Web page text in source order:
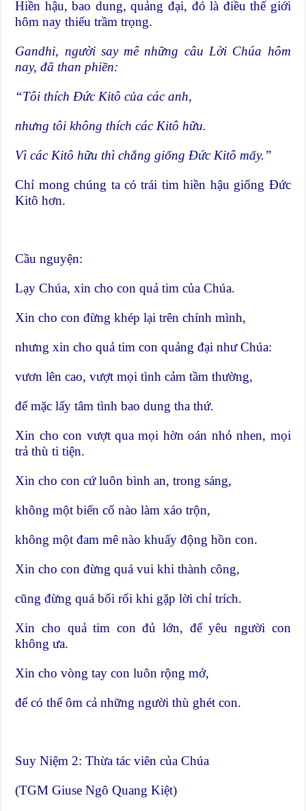
Hiền hậu, bao dung, quảng đại, đó là điều thế giới
hôm nay thiếu trầm trọng.
Gandhi, người say mê những câu Lời Chúa hôm
nay, đã than phiền:
“Tôi thích Đức Kitô của các anh,
nhưng tôi không thích các Kitô hữu.
Vì các Kitô hữu thì chẳng giống Đức Kitô mấy.”
Chỉ mong chúng ta có trái tim hiền hậu giống Đức
Kitô hơn.
Cầu nguyện:
Lạy Chúa, xin cho con quả tim của Chúa.
Xin cho con đừng khép lại trên chính mình,
nhưng xin cho quả tim con quảng đại như Chúa:
vươn lên cao, vượt mọi tình cảm tầm thường,
để mặc lấy tâm tình bao dung tha thứ.
Xin cho con vượt qua mọi hờn oán nhỏ nhen, mọi
trả thù ti tiện.
Xin cho con cứ luôn bình an, trong sáng,
không một biến cố nào làm xáo trộn,
không một đam mê nào khuấy động hồn con.
Xin cho con đừng quá vui khi thành công,
cũng đừng quá bối rối khi gặp lời chỉ trích.
Xin cho quả tim con đủ lớn, để yêu người con
không ưa.
Xin cho vòng tay con luôn rộng mở,
để có thể ôm cả những người thù ghét con.
Suy Niệm 2: Thừa tác viên của Chúa
(TGM Giuse Ngô Quang Kiệt)